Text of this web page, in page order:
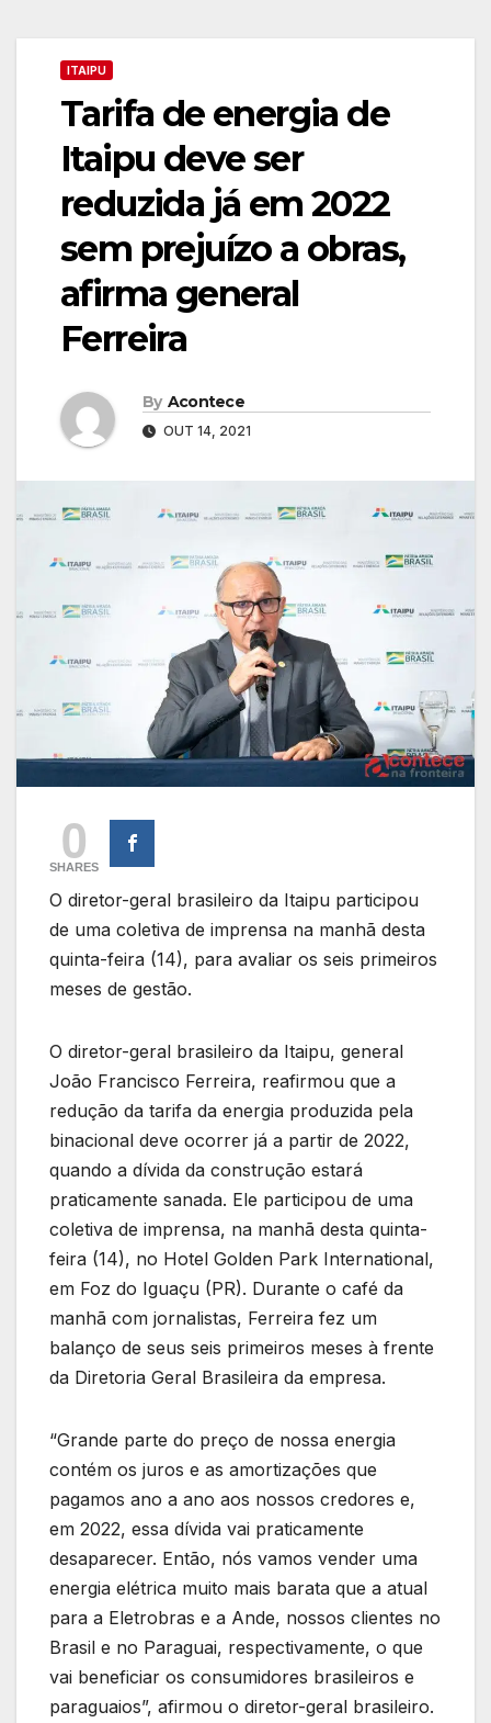
ITAIPU
Tarifa de energia de
Itaipu deve ser
reduzida já em 2022
sem prejuízo a obras,
afirma general
Ferreira
By Acontece
OUT 14, 2021
0
SHARES
O diretor-geral brasileiro da Itaipu participou
de uma coletiva de imprensa na manhã desta
quinta-feira (14), para avaliar os seis primeiros
meses de gestão.
O diretor-geral brasileiro da Itaipu, general
João Francisco Ferreira, reafirmou que a
redução da tarifa da energia produzida pela
binacional deve ocorrer já a partir de 2022,
quando a dívida da construção estará
praticamente sanada. Ele participou de uma
coletiva de imprensa, na manhã desta quinta-
feira (14), no Hotel Golden Park International,
em Foz do Iguaçu (PR). Durante o café da
manhã com jornalistas, Ferreira fez um
balanço de seus seis primeiros meses à frente
da Diretoria Geral Brasileira da empresa.
“Grande parte do preço de nossa energia
contém os juros e as amortizações que
pagamos ano a ano aos nossos credores e,
em 2022, essa dívida vai praticamente
desaparecer. Então, nós vamos vender uma
energia elétrica muito mais barata que a atual
para a Eletrobras e a Ande, nossos clientes no
Brasil e no Paraguai, respectivamente, o que
vai beneficiar os consumidores brasileiros e
paraguaios”, afirmou o diretor-geral brasileiro.